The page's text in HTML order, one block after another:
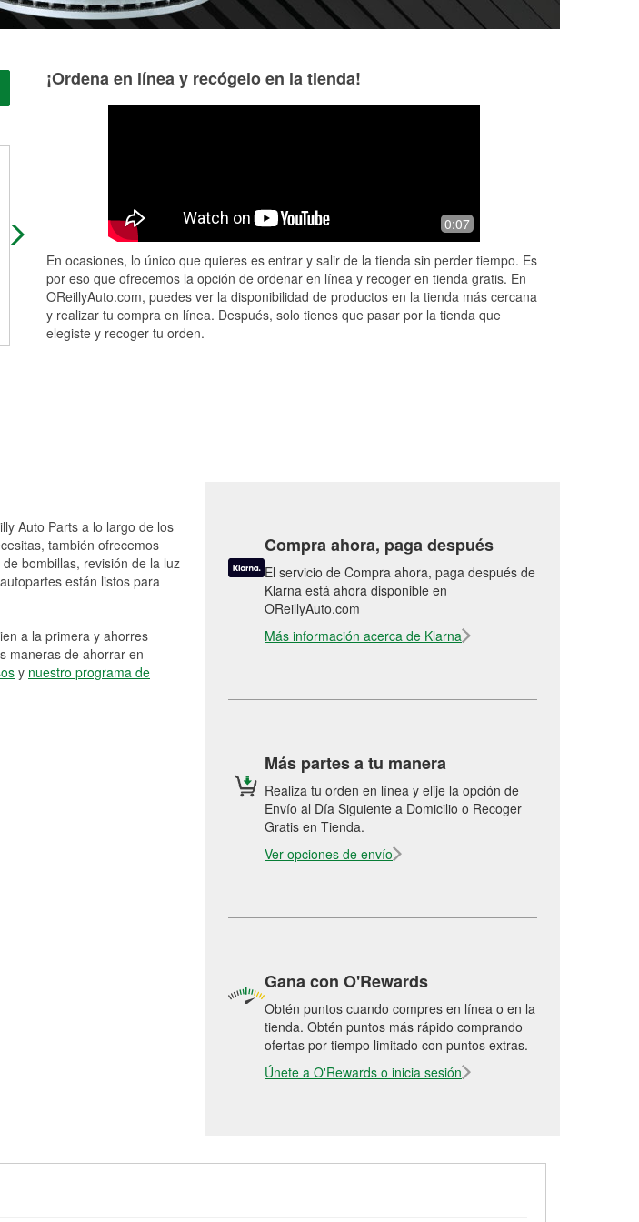
Greater counter sales people in
stormlake iowa.
They were a little short handed this
morning
¡Ordena en línea y recógelo en la tienda!
0:07
En ocasiones, lo único que quieres es entrar y salir de la tienda sin perder tiempo. Es
por eso que ofrecemos la opción de ordenar en línea y recoger en tienda gratis. En
OReillyAuto.com, puedes ver la disponibilidad de productos en la tienda más cercana
y realizar tu compra en línea. Después, solo tienes que pasar por la tienda que
elegiste y recoger tu orden.
Auto Parts a lo largo de los
también ofrecemos
bombillas, revisión de la luz
están listos para
a la primera y ahorres
maneras de ahorrar en
y nuestro programa de
Compra ahora, paga después
El servicio de Compra ahora, paga después de
Klarna está ahora disponible en
OReillyAuto.com
Más información acerca de Klarna
Más partes a tu manera
Realiza tu orden en línea y elije la opción de
Envío al Día Siguiente a Domicilio o Recoger
Gratis en Tienda.
Ver opciones de envío
Gana con O'Rewards
Obtén puntos cuando compres en línea o en la
tienda. Obtén puntos más rápido comprando
ofertas por tiempo limitado con puntos extras.
Únete a O'Rewards o inicia sesión